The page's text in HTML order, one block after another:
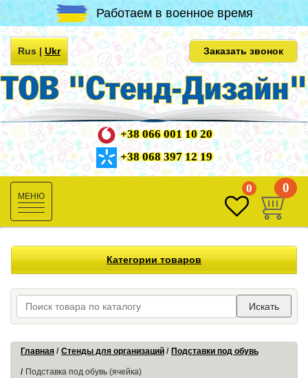
Работаем в военное время
Rus|Ukr Заказать звонок
+38 066 001 10 20
+38 068 397 12 19
Toggle
navigation
0 0
Категории товаров
Искать
Главная Стенды для организаций Подставки под обувь
Подставка под обувь (ячейка)